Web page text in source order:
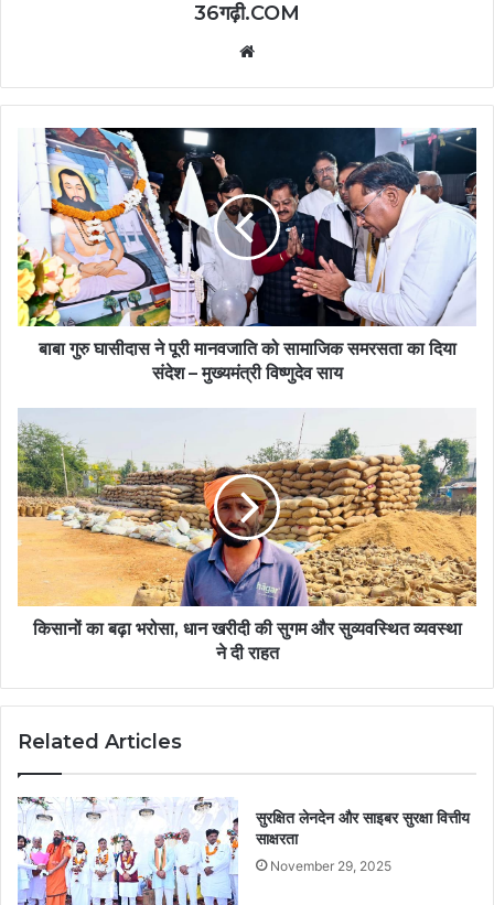
36गढ़ी.COM
बाबा गुरु घासीदास ने पूरी मानवजाति को सामाजिक समरसता का दिया
संदेश – मुख्यमंत्री विष्णुदेव साय
किसानों का बढ़ा भरोसा, धान खरीदी की सुगम और सुव्यवस्थित व्यवस्था
ने दी राहत
Related Articles
सुरक्षित लेनदेन और साइबर सुरक्षा वित्तीय
साक्षरता
November 29, 2025